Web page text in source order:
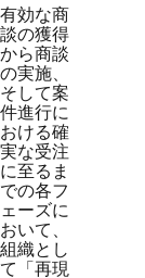
有効な商
談の獲得
から商談
の実施、
そして案
件進行に
おける確
実な受注
に至るま
での各フ
ェーズに
おいて、
組織とし
て「再現